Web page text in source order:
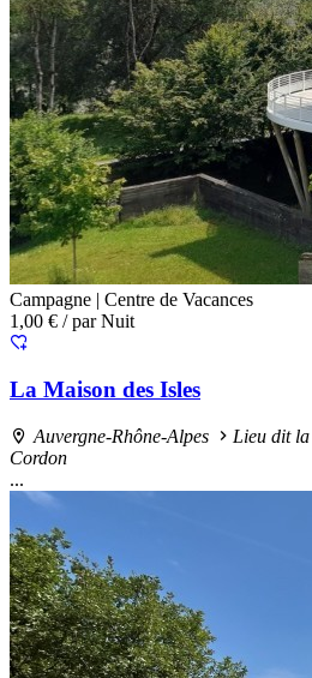
Campagne | Centre de Vacances
1,00 € / par Nuit
La Maison des Isles
Auvergne-Rhône-Alpes
Lieu dit
Cordon
...